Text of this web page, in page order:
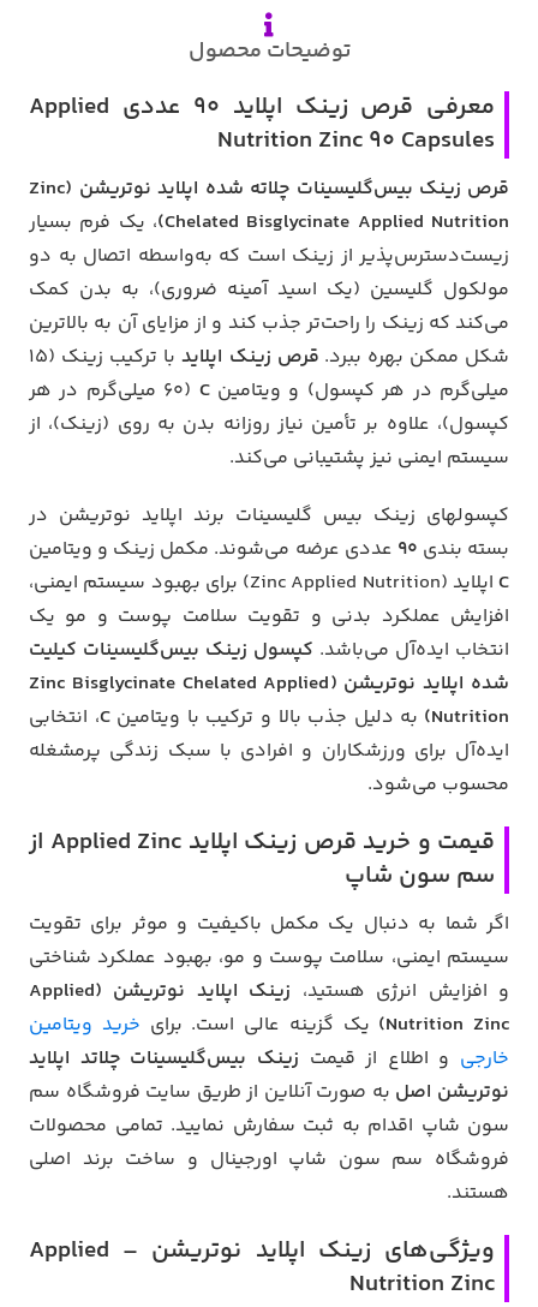
توضیحات محصول
معرفی قرص زینک اپلاید 90 عددی Applied
Nutrition Zinc 90 Capsules
قرص زینک بیس‌گلیسینات چلاته شده
اپلاید نوتریشن (Zinc
Chelated Bisglycinate Applied Nutrition) ، یک فرم بسیار
زیست‌دسترس‌پذیر از زینک است که به‌واسطه اتصال به دو
مولکول گلیسین (یک اسید آمینه ضروری)، به بدن کمک
می‌کند که زینک را راحت‌تر جذب کند و از مزایای آن به بالاترین
شکل ممکن بهره ببرد. قرص زینک اپلاید
با ترکیب زینک (15
میلی‌گرم در هر کپسول) و ویتامینC
(60 میلی‌گرم در هر
کپسول)، علاوه بر تأمین نیاز روزانه بدن به روی (زینک)، از
سیستم ایمنی نیز پشتیبانی می‌کند.
کپسولهای زینک بیس گلیسینات برند اپلاید نوتریشن در
بسته بندی 90 عددی عرضه می‌شوند. مکمل زینک و ویتامین
C
اپلاید (Zinc Applied Nutrition) برای بهبود سیستم ایمنی،
افزایش عملکرد بدنی و تقویت سلامت پوست و مو یک
انتخاب ایده‌آل می‌باشد. کپسول زینک بیس‌گلیسینات کیلیت
شده اپلاید نوتریشن (Zinc Bisglycinate Chelated Applied
Nutrition) به دلیل جذب بالا و ترکیب با ویتامینC، انتخابی
ایده‌آل برای ورزشکاران و افرادی با سبک زندگی پرمشغله
محسوب می‌شود.
قیمت و خرید قرص زینک اپلاید Applied Zinc از
سم سون شاپ
اگر شما به دنبال یک مکمل باکیفیت و موثر برای تقویت
سیستم ایمنی، سلامت پوست و مو، بهبود عملکرد شناختی
و افزایش انرژی هستید،
زینک اپلاید نوتریشن (Applied
Nutrition Zinc) یک گزینه عالی است. برای خرید ویتامین
خارجی و اطلاع از قیمت زینک بیس‌گلیسینات چلاتد اپلاید
نوتریشن اصل به صورت آنلاین از طریق سایت فروشگاه سم
سون شاپ اقدام به ثبت سفارش نمایید. تمامی محصولات
فروشگاه سم سون شاپ اورجینال و ساخت برند اصلی
هستند.
ویژگی‌های زینک اپلاید نوتریشن – Applied
Nutrition Zinc